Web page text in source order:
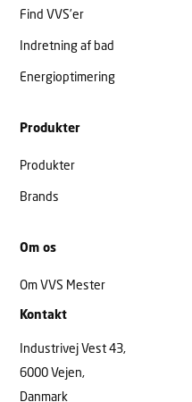
Find VVS’er
Indretning af bad
Energioptimering
Produkter
Produkter
Brands
Om os
Om VVS Mester
Kontakt
Industrivej Vest 43,
6000 Vejen,
Danmark